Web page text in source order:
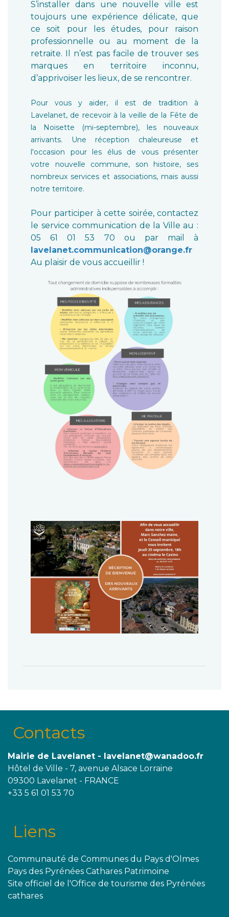
S’installer dans une nouvelle ville est
toujours une expérience délicate, que
ce soit pour les études, pour raison
professionnelle ou au moment de la
retraite. Il n’est pas facile de trouver ses
marques en territoire inconnu,
d’apprivoiser les lieux, de se rencontrer.
Pour vous y aider, il est de tradition à
Lavelanet, de recevoir à la veille de la Fête de
la Noisette (mi-septembre), les nouveaux
arrivants. Une réception chaleureuse et
l'occasion pour les élus de vous présenter
votre nouvelle commune, son histoire, ses
nombreux services et associations, mais aussi
notre territoire.
Pour participer à cette soirée, contactez
le service communication de la Ville au :
05 61 01 53 70 ou par mail à
lavelanet.communication@orange.fr
Au plaisir de vous accueillir !
Contacts
Mairie de Lavelanet - lavelanet@wanadoo.fr
Hôtel de Ville - 7, avenue Alsace Lorraine
09300 Lavelanet - FRANCE
+33 5 61 01 53 70
Liens
Communauté de Communes du Pays d'Olmes
Pays des Pyrénées Cathares Patrimoine
Site officiel de l'Office de tourisme des Pyrénées
cathares